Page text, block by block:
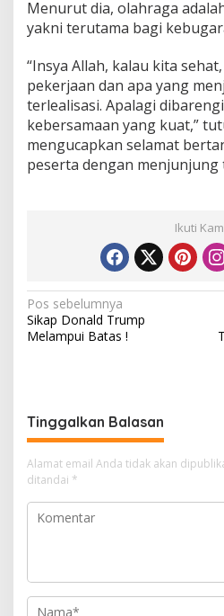
Menurut dia, olahraga
yakni terutama bagi
“Insya Allah, kalau kita
pekerjaan dan apa yang
terlealisasi. Apalagi
kebersamaan yang kuat,”
mengucapkan selamat
peserta dengan
Ikuti
N
a
g
a
s
i
p
Pos sebelumnya
Sikap Donald Trump
Melampui Batas !
Tinggalkan Balasan
Alamat email Anda tidak akan
ditandai *